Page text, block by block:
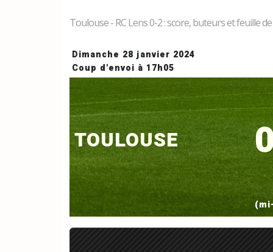
Toulouse - RC Lens 0-2 : score, buteurs et feuille
Dimanche 28 janvier 2024
Coup d'envoi à 17h05
TOULOUSE